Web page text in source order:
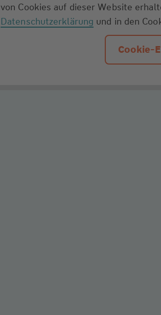
von Cookies auf dieser Website
Datenschutzerklärung und in den
Cookie-